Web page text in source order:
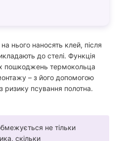
нього наносять клей, після
до стелі. Функція
пошкоджень термокольца
– з його допомогою
ризику псування полотна.
не тільки
скільки